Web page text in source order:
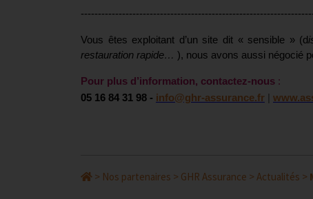
Vous êtes exploitant d’un site dit « sensible » (d
restauration rapide… ), nous avons aussi négocié
Pour plus d’information, contactez-nous :
05 16 84 31 98 - info@ghr-assurance.fr
> Nos partenaires > GHR Assurance > Actualités >